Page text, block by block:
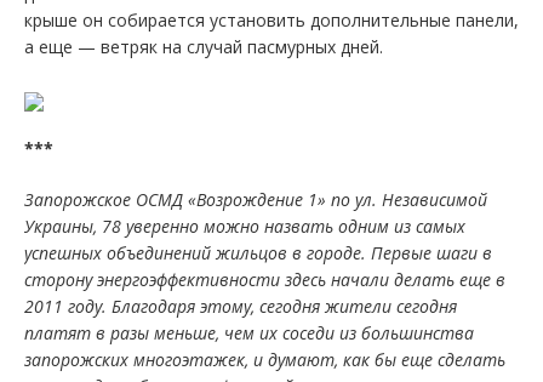
крыше он собирается установить дополнительные панели,
а еще — ветряк на случай пасмурных дней.
***
Запорожское ОСМД «Возрождение 1» по ул. Независимой
Украины, 78 уверенно можно назвать одним из самых
успешных объединений жильцов в городе. Первые шаги в
сторону энергоэффективности здесь начали делать еще в
2011 году. Благодаря этому, сегодня жители сегодня
платят в разы меньше, чем их соседи из большинства
запорожских многоэтажек, и думают, как бы еще сделать